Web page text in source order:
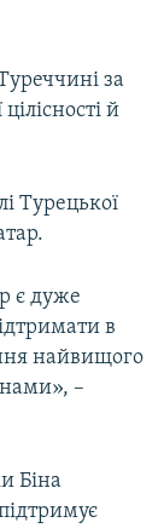
за
й
Турецької
є дуже
в
найвищого
–
Біна